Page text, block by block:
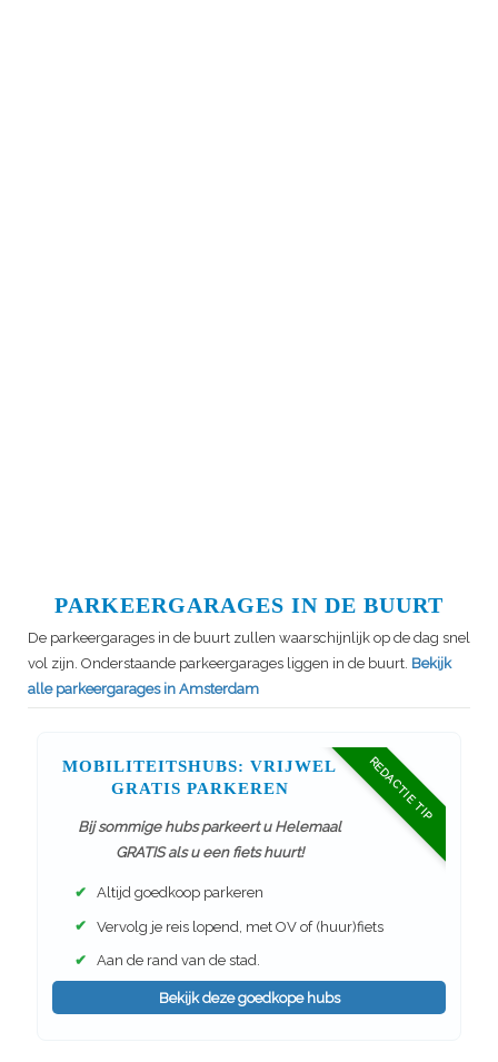
PARKEERGARAGES IN DE BUURT
De parkeergarages in de buurt zullen waarschijnlijk op de dag snel
vol zijn. Onderstaande parkeergarages liggen in de buurt. Bekijk
alle parkeergarages in Amsterdam
REDACTIE TIP
MOBILITEITSHUBS: VRIJWEL
GRATIS PARKEREN
Bij sommige hubs parkeert u Helemaal
GRATIS als u een fiets huurt!
✔ Altijd goedkoop parkeren
✔ Vervolg je reis lopend, met OV of (huur)fiets
✔ Aan de rand van de stad.
Bekijk deze goedkope hubs